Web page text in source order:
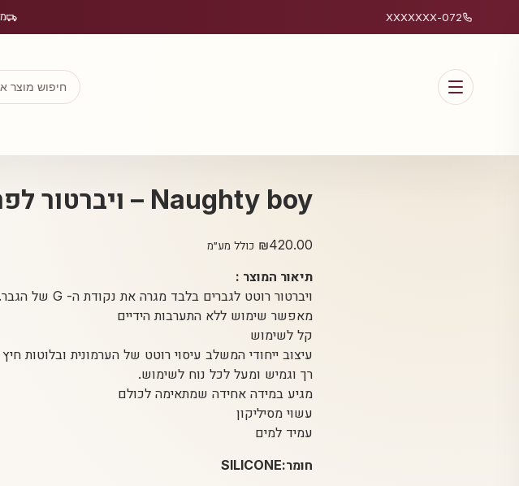
072-XXXXXXX
Naughty boy – ויברטור לפרוסטטה
₪420.00 כולל מע״מ
תיאור המוצר :
ויברטור רוטט לגברים בלבד מגרה את נקודת ה- G של הגבר. השימוש בו מעצים את האורגזמה אצל הגבר.
מאפשר שימוש ללא התערבות הידיים
קל לשימוש
עיצוב ייחודי המשלב עיסוי רוטט של הערמונית ובלוטות
רך וגמיש ומעל לכל נוח לשימוש.
מגיע במידה אחידה שמתאימה לכולם
עשוי מסיליקון
עמיד למים
חומר:SILICONE